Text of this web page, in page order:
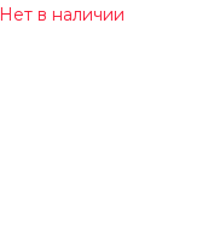
Нет в наличии